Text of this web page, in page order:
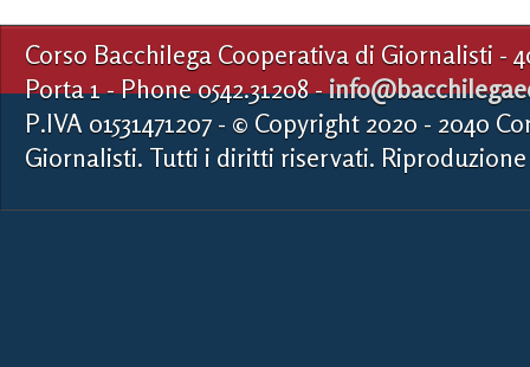
Corso Bacchilega Cooperativa di Giornalisti -
Porta 1 - Phone 0542.31208 -
P.IVA 01531471207 - © Copyright 2020 - 2040
Giornalisti. Tutti i diritti riservati.